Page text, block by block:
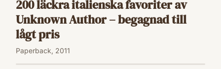
200 läckra italienska favoriter av
Unknown Author – begagnad till
lågt pris
Paperback, 2011